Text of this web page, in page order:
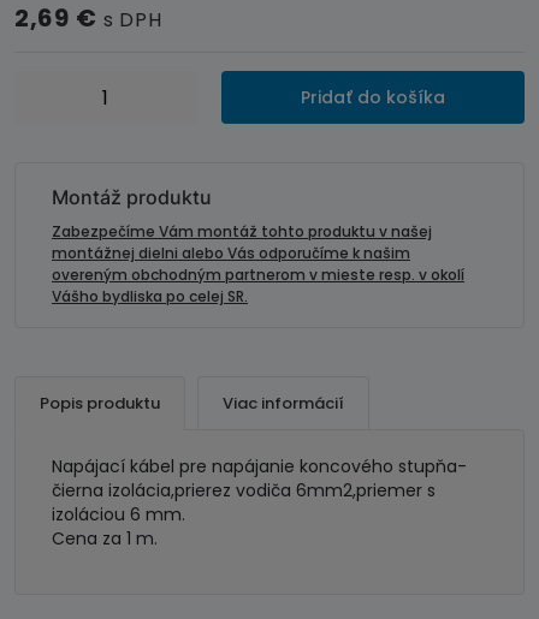
2,69 € s DPH
množstvo
mm2-
čierny
Pridať do košíka
Montáž produktu
Zabezpečíme Vám montáž tohto produktu v našej
montážnej dielni alebo Vás odporučíme k našim
overeným obchodným partnerom v mieste resp. v okolí
Vášho bydliska po celej SR.
Popis produktu Viac informácií
Napájací kábel pre napájanie koncového stupňa-
čierna izolácia,prierez vodiča 6mm2,priemer s
izoláciou 6 mm.
Cena za 1 m.